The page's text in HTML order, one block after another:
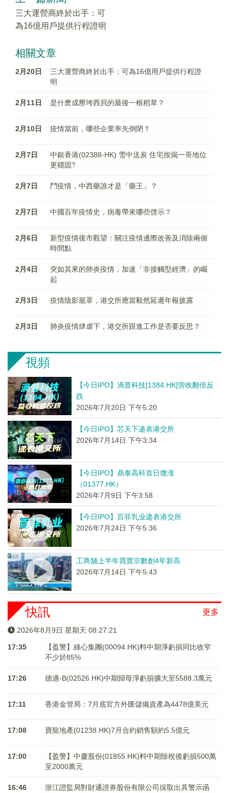
三大運營商終於出手：可
為16億用戶提供行程證明
相關文章
2月20日
三大運營商終於出手：可為16億用戶提供行程證
明
2月11日 是什麽成壓垮西貝的最後一根稻草？
2月10日 疫情當前，哪些企業率先倒閉？
2月7日
中銀香港(02388-HK) 雪中送炭 住宅按揭一哥地位
更穩固?
2月7日 鬥疫情，中西藥誰才是「藥王」？
2月7日 中國百年疫情史，病毒帶來哪些啓示？
2月6日
新型疫情後市觀望：關注疫情邊際改善及消除兩個
時間點
2月4日
突如其來的肺炎疫情，加速「非接觸型經濟」的崛
起
2月3日 疫情陰影籠罩，港交所應當毅然延遲年報披露
2月3日 肺炎疫情肆虐下，港交所跟進工作是否要反思？
視頻
【今日IPO】滴普科技[1384.HK]营收翻倍反
跌
2026年7月20日 下午5:20
【今日IPO】芯天下递表港交所
2026年7月14日 下午3:34
【今日IPO】鼎泰高科首日微涨
（01377.HK）
2026年7月9日 下午3:58
【今日IPO】百菲乳业递表港交所
2026年7月24日 下午5:36
工商舖上半年買賣宗數創4年新高
2026年7月14日 下午5:43
更多
快訊
2026年8月9日 星期天 08:27:22
17:35
【盈警】綠心集團(00094.HK)料中期淨虧損同比收窄
不少於85%
17:26 德適-B(02526.HK)中期歸母淨虧損擴大至5588.3萬元
17:11 香港金管局：7月底官方外匯儲備資產為4478億美元
17:08 寶龍地產(01238.HK)7月合約銷售額約5.5億元
17:00
【盈警】中慶股份(01855.HK)料中期除稅後虧損500萬
至2000萬元
16:46
浙江證監局對財通證券股份有限公司採取出具警示函